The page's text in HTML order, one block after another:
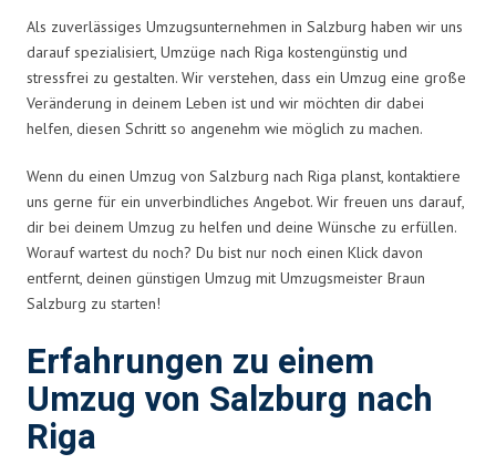
Als zuverlässiges Umzugsunternehmen in Salzburg haben wir uns
darauf spezialisiert, Umzüge nach Riga kostengünstig und
stressfrei zu gestalten. Wir verstehen, dass ein Umzug eine große
Veränderung in deinem Leben ist und wir möchten dir dabei
helfen, diesen Schritt so angenehm wie möglich zu machen.
Wenn du einen Umzug von Salzburg nach Riga planst, kontaktiere
uns gerne für ein unverbindliches Angebot. Wir freuen uns darauf,
dir bei deinem Umzug zu helfen und deine Wünsche zu erfüllen.
Worauf wartest du noch? Du bist nur noch einen Klick davon
entfernt, deinen günstigen Umzug mit Umzugsmeister Braun
Salzburg zu starten!
Erfahrungen zu einem
Umzug von Salzburg nach
Riga